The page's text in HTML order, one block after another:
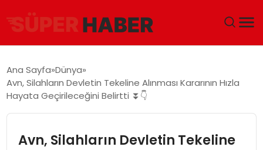
GÜNDEM
Ana Sayfa Dünya
Avn, Silahların Devletin Tekeline Alınması Kararının Hızla
Hayata Geçirileceğini Belirtti ⏬👇
Avn, Silahların Devletin Tekeline